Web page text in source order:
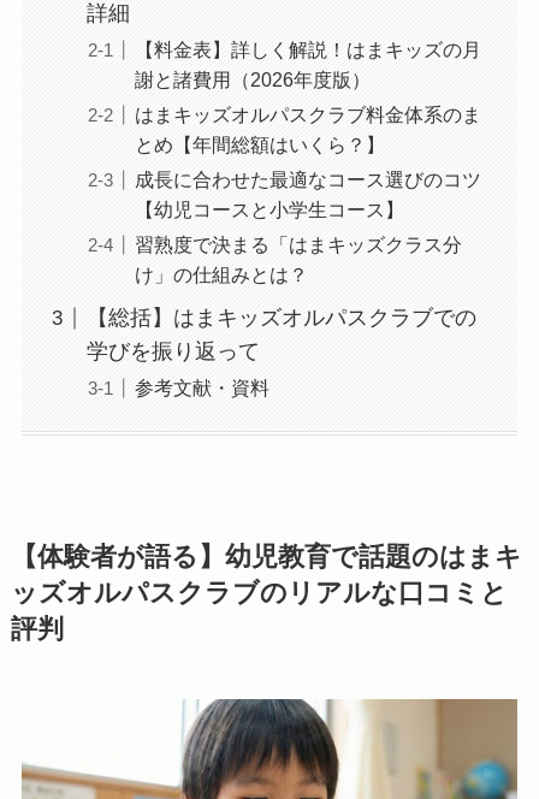
詳細
【料金表】詳しく解説！はまキッズの月
謝と諸費用（2026年度版）
はまキッズオルパスクラブ料金体系のま
とめ【年間総額はいくら？】
成長に合わせた最適なコース選びのコツ
【幼児コースと小学生コース】
習熟度で決まる「はまキッズクラス分
け」の仕組みとは？
【総括】はまキッズオルパスクラブでの
学びを振り返って
参考文献・資料
【体験者が語る】幼児教育で話題のはまキ
ッズオルパスクラブのリアルな口コミと
評判